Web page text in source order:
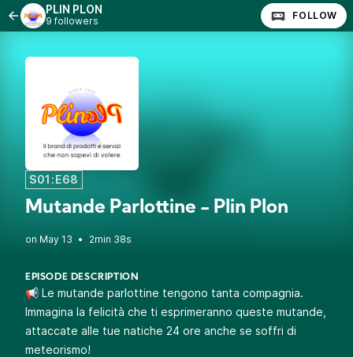
PLIN PLON
9 followers FOLLOW
S01:E68
Mutande Parlottine - Plin Plon
• 2min 38s
EPISODE DESCRIPTION
📢 Le mutande parlottine tengono tanta compagnia.
Immagina la felicità che ti esprimeranno queste mutande,
attaccate alle tue natiche 24 ore anche se soffri di
meteorismo!